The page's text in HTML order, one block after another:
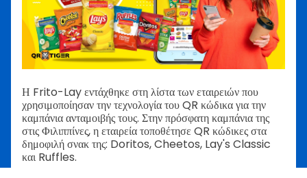
Η Frito-Lay εντάχθηκε στη λίστα των εταιρειών που
χρησιμοποίησαν την τεχνολογία του QR κώδικα για την
καμπάνια ανταμοιβής τους. Στην πρόσφατη καμπάνια της
στις Φιλιππίνες, η εταιρεία τοποθέτησε QR κώδικες στα
δημοφιλή σνακ της: Doritos, Cheetos, Lay's Classic
και Ruffles.